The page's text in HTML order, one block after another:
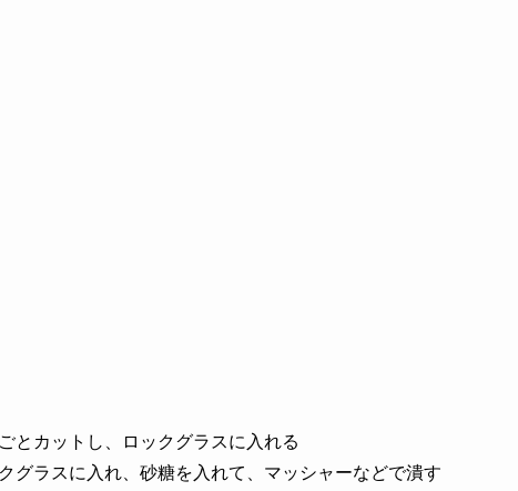
とカットし、ロックグラスに入れる
グラスに入れ、砂糖を入れて、マッシャーなどで潰す